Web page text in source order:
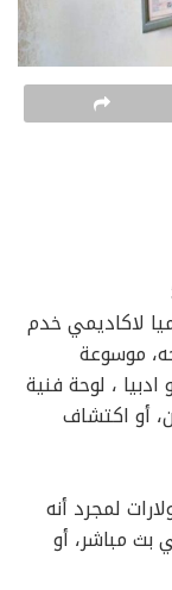
لاكاديمي خدم
موسوعة
ادبيا ، لوحة فنية
أو اكتشاف
لمجرد أنه
بث مباشر، أو